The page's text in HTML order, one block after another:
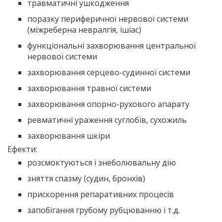
травматичні ушкодження
поразку периферичної нервової системи
(міжреберна невралгія, ішіас)
функціональні захворювання центральної
нервової системи
захворювання серцево-судинної системи
захворювання травної системи
захворювання опорно-рухового апарату
ревматичні ураження суглобів, сухожиль
захворювання шкіри
Ефекти:
розсмоктуються і знеболювальну дію
зняття спазму (судин, бронхів)
прискорення репаративних процесів
запобігання грубому рубцюванню і т.д.